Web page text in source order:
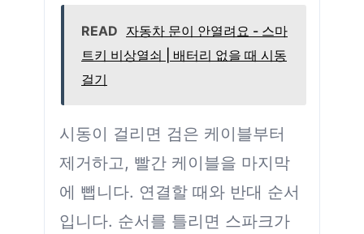
READ 자동차 문이 안열려요 - 스마
트키 비상열쇠 | 배터리 없을 때 시동
걸기
시동이 걸리면 검은 케이블부터
제거하고, 빨간 케이블을 마지막
에 뺍니다. 연결할 때와 반대 순서
입니다. 순서를 틀리면 스파크가